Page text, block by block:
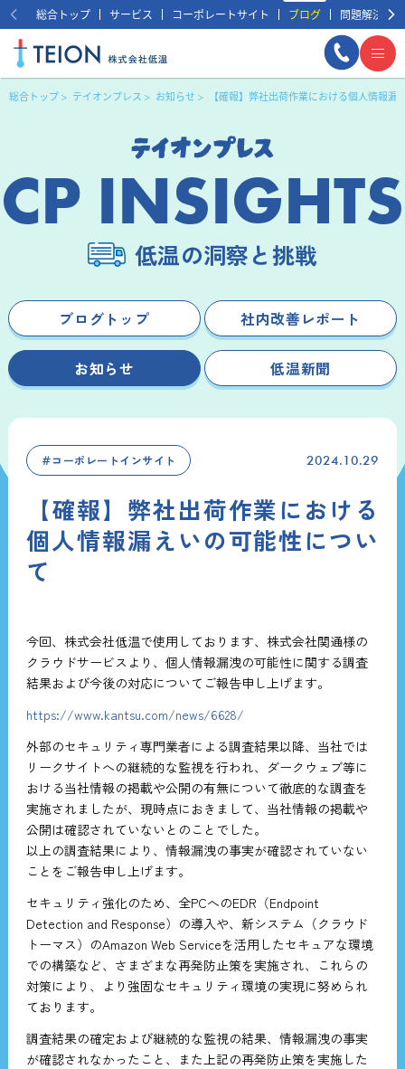
総合トップ サービス コーポレートサイト ブログ 問題解決事例
総合トップ テイオンプレス お知らせ 【確報】弊社出荷作業における個人情報漏
CP INSIGHTS
低温の洞察と挑戦
ブログトップ 社内改善レポート
お知らせ 低温新聞
＃コーポレートインサイト 2024.10.29
【確報】弊社出荷作業における
個人情報漏えいの可能性につい
て
今回、株式会社低温で使用しております、株式会社関通様の
クラウドサービスより、個人情報漏洩の可能性に関する調査
結果および今後の対応についてご報告申し上げます。
https://www.kantsu.com/news/6628/
外部のセキュリティ専門業者による調査結果以降、当社では
リークサイトへの継続的な監視を行われ、ダークウェブ等に
おける当社情報の掲載や公開の有無について徹底的な調査を
実施されましたが、現時点におきまして、当社情報の掲載や
公開は確認されていないとのことでした。
以上の調査結果により、情報漏洩の事実が確認されていない
ことをご報告申し上げます。
セキュリティ強化のため、全PCへのEDR（Endpoint
Detection and Response）の導入や、新システム（クラウド
トーマス）のAmazon Web Serviceを活用したセキュアな環境
での構築など、さまざまな再発防止策を実施され、これらの
対策により、より強固なセキュリティ環境の実現に努められ
ております。
調査結果の確定および継続的な監視の結果、情報漏洩の事実
が確認されなかったこと、また上記の再発防止策を実施した